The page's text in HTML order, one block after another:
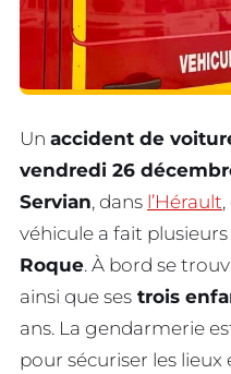
Un accident de
vendredi 26
Servian, dans l’Hérault
véhicule a fait
Roque. À bord se
ainsi que ses trois
ans. La gendarmerie
pour sécuriser les lieux